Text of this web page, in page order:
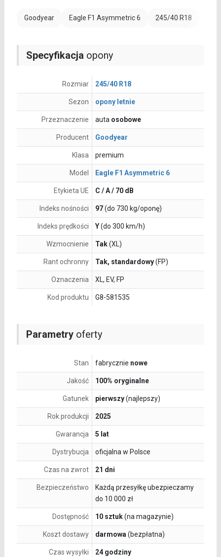
Goodyear Eagle F1 Asymmetric 6 245/40 R18
Parametryoferty
Stan fabrycznie nowe
Jakość 100% oryginalne
Gatunek pierwszy(najlepszy)
Rok produkcji 2025
Gwarancja 5 lat
Dystrybucja oficjalna w Polsce
Czas na zwrot 21 dni
Bezpieczeństwo
Każdą przesyłkę ubezpieczamy
do 10 000 zł
Dostępność 10 sztuk(na magazynie)
Koszt dostawy darmowa (bezpłatna)
Czas wysyłki 24 godziny
Specyfikacja opony
Rozmiar 245/40 R18
Sezon opony letnie
Przeznaczenie auta osobowe
Producent Goodyear
Klasa premium
Model Eagle F1 Asymmetric 6
Etykieta UE C / A / 70 dB
Indeks nośności 97(do 730 kg/oponę)
Indeks prędkości Y(do 300 km/h)
Wzmocnienie Tak(XL)
Rant ochronny Tak, standardowy(FP)
Oznaczenia XL, EV, FP
Kod produktu G8-581535